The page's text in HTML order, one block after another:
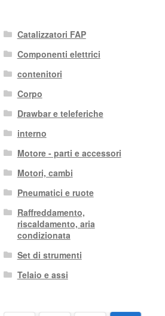
Catalizzatori FAP
Componenti elettrici
contenitori
Corpo
Drawbar e teleferiche
interno
Motore - parti e accessori
Motori, cambi
Pneumatici e ruote
Raffreddamento,
riscaldamento, aria
condizionata
Set di strumenti
Telaio e assi